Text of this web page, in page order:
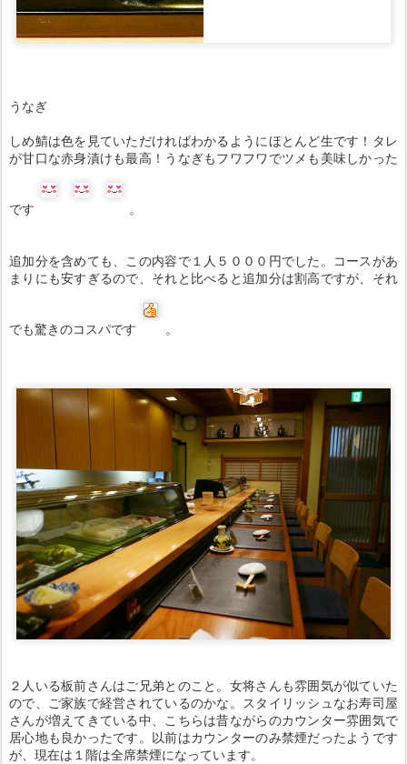
うなぎ
しめ鯖は色を見ていただければわかるようにほとんど生です！タレ
が甘口な赤身漬けも最高！うなぎもフワフワでツメも美味しかった
です 。
追加分を含めても、この内容で１人５０００円でした。コースがあ
まりにも安すぎるので、それと比べると追加分は割高ですが、それ
でも驚きのコスパです 。
２人いる板前さんはご兄弟とのこと。女将さんも雰囲気が似ていた
ので、ご家族で経営されているのかな。スタイリッシュなお寿司屋
さんが増えてきている中、こちらは昔ながらのカウンター雰囲気で
居心地も良かったです。以前はカウンターのみ禁煙だったようです
が、現在は１階は全席禁煙になっています。